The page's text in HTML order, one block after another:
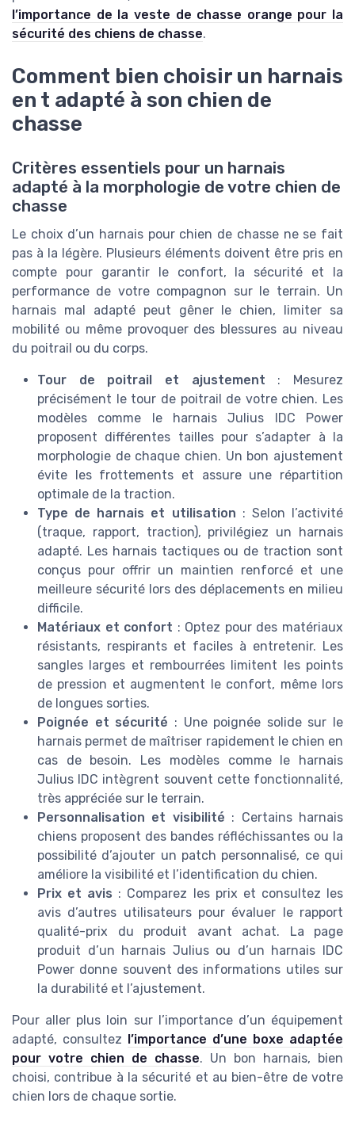
l’importance de la veste de chasse orange pour la
sécurité des chiens de chasse.
Comment bien choisir un harnais
en t adapté à son chien de
chasse
Critères essentiels pour un harnais
adapté à la morphologie de votre chien de
chasse
Le choix d’un harnais pour chien de chasse ne se fait
pas à la légère. Plusieurs éléments doivent être pris en
compte pour garantir le confort, la sécurité et la
performance de votre compagnon sur le terrain. Un
harnais mal adapté peut gêner le chien, limiter sa
mobilité ou même provoquer des blessures au niveau
du poitrail ou du corps.
Tour de poitrail et ajustement : Mesurez
précisément le tour de poitrail de votre chien. Les
modèles comme le harnais Julius IDC Power
proposent différentes tailles pour s’adapter à la
morphologie de chaque chien. Un bon ajustement
évite les frottements et assure une répartition
optimale de la traction.
Type de harnais et utilisation : Selon l’activité
(traque, rapport, traction), privilégiez un harnais
adapté. Les harnais tactiques ou de traction sont
conçus pour offrir un maintien renforcé et une
meilleure sécurité lors des déplacements en milieu
difficile.
Matériaux et confort : Optez pour des matériaux
résistants, respirants et faciles à entretenir. Les
sangles larges et rembourrées limitent les points
de pression et augmentent le confort, même lors
de longues sorties.
Poignée et sécurité : Une poignée solide sur le
harnais permet de maîtriser rapidement le chien en
cas de besoin. Les modèles comme le harnais
Julius IDC intègrent souvent cette fonctionnalité,
très appréciée sur le terrain.
Personnalisation et visibilité : Certains harnais
chiens proposent des bandes réfléchissantes ou la
possibilité d’ajouter un patch personnalisé, ce qui
améliore la visibilité et l’identification du chien.
Prix et avis : Comparez les prix et consultez les
avis d’autres utilisateurs pour évaluer le rapport
qualité-prix du produit avant achat. La page
produit d’un harnais Julius ou d’un harnais IDC
Power donne souvent des informations utiles sur
la durabilité et l’ajustement.
Pour aller plus loin sur l’importance d’un équipement
adapté, consultez
l’importance d’une boxe adaptée
pour votre chien de chasse. Un bon harnais, bien
choisi, contribue à la sécurité et au bien-être de votre
chien lors de chaque sortie.